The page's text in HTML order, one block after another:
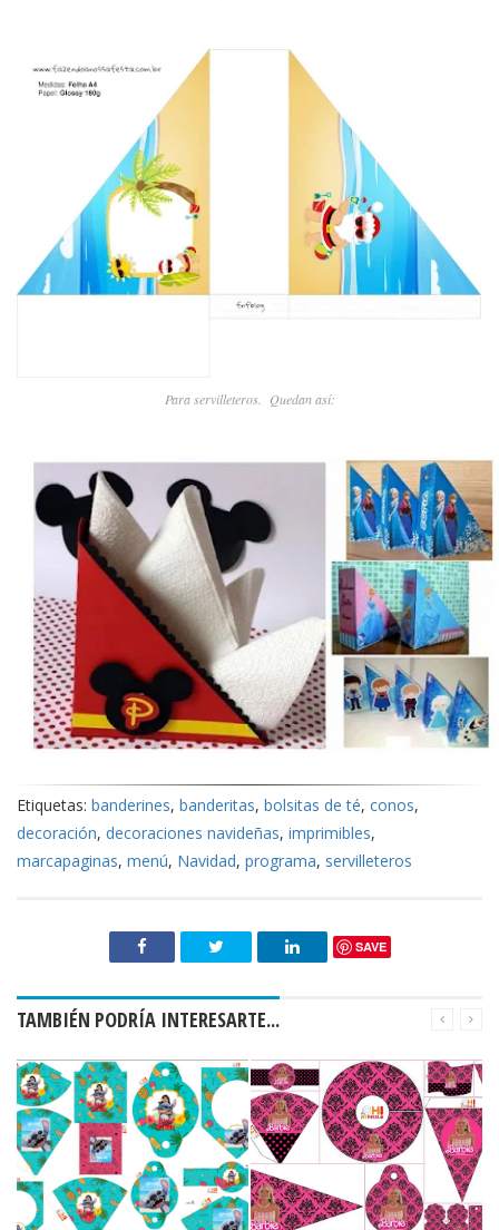
Para servilleteros. Quedan así:
Etiquetas: banderines, banderitas, bolsitas de té, conos,
decoración, decoraciones navideñas, imprimibles,
marcapaginas, menú, Navidad, programa, servilleteros
SAVE
TAMBIÉN PODRÍA INTERESARTE...